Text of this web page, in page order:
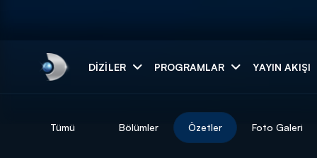
DIZILER PROGRAMLAR YAYIN AKIŞI
ARAMA SONUÇLARI
Tümü Bölümler Özetler Foto Galeri